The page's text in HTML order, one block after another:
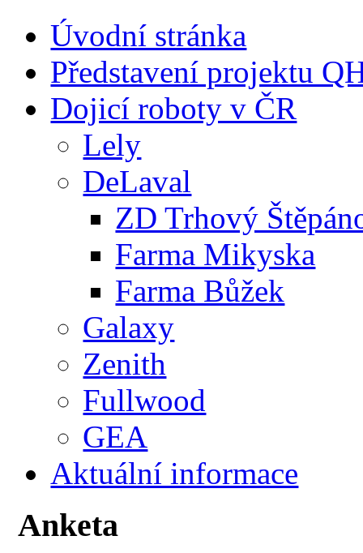
Úvodní stránka
Představení projektu
Dojicí roboty v ČR
Lely
DeLaval
ZD Trhový
Farma Mikyska
Farma Bůžek
Galaxy
Zenith
Fullwood
GEA
Aktuální informace
Anketa